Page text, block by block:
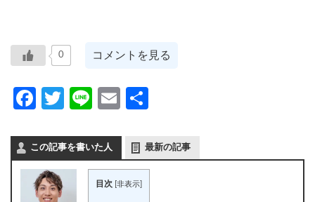
0 コメントを見る
Facebook
Twitter
LineEmail
この記事を書いた人 最新の記事
目次 非表示